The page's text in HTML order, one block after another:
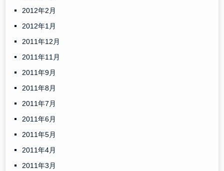
2012年2月
2012年1月
2011年12月
2011年11月
2011年9月
2011年8月
2011年7月
2011年6月
2011年5月
2011年4月
2011年3月